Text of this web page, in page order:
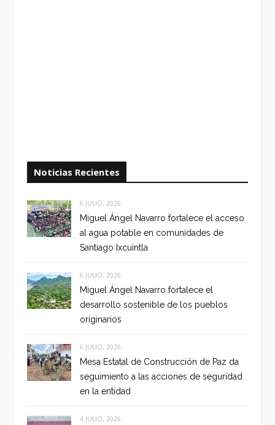
Noticias Recientes
6 JULIO, 2026
Miguel Ángel Navarro fortalece el acceso
al agua potable en comunidades de
Santiago Ixcuintla
6 JULIO, 2026
Miguel Ángel Navarro fortalece el
desarrollo sostenible de los pueblos
originarios
6 JULIO, 2026
Mesa Estatal de Construcción de Paz da
seguimiento a las acciones de seguridad
en la entidad
4 JULIO, 2026